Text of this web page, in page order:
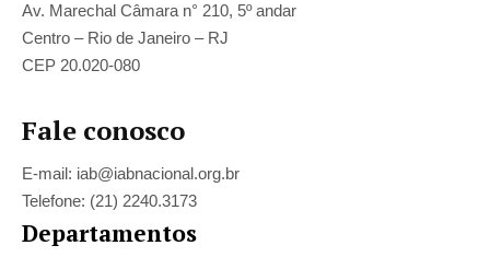
Av. Marechal Câmara n° 210, 5º andar
Centro – Rio de Janeiro – RJ
CEP 20.020-080
Fale conosco
E-mail: iab@iabnacional.org.br
Telefone: (21) 2240.3173
Departamentos